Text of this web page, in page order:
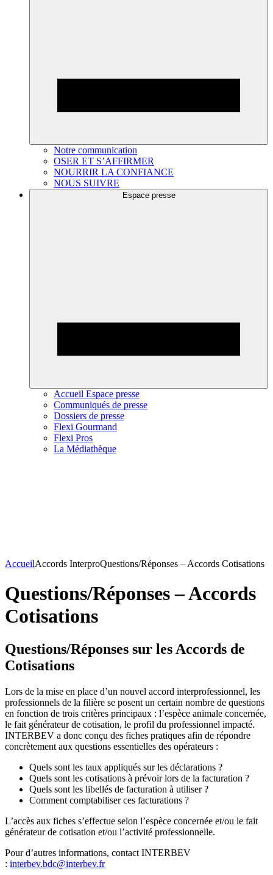
Notre communication
OSER ET S’AFFIRMER
NOURRIR LA CONFIANCE
NOUS SUIVRE
Espace presse
Accueil Espace presse
Communiqués de presse
Dossiers de presse
Flexi Gourmand
Flexi Pros
La Médiathèque
AccueilAccords InterproQuestions/Réponses – Accords Cotisations
Questions/Réponses – Accords
Cotisations
Questions/Réponses sur les Accords de
Cotisations
Lors de la mise en place d’un nouvel accord interprofessionnel, les
professionnels de la filière se posent un certain nombre de questions
en fonction de trois critères principaux : l’espèce animale concernée,
le fait générateur de cotisation, le profil du professionnel impacté.
INTERBEV a donc conçu des fiches pratiques afin de répondre
concrètement aux questions essentielles des opérateurs :
Quels sont les taux appliqués sur les déclarations ?
Quels sont les cotisations à prévoir lors de la facturation ?
Quels sont les libellés de facturation à utiliser ?
Comment comptabiliser ces facturations ?
L’accès aux fiches s’effectue selon l’espèce concernée et/ou le fait
générateur de cotisation et/ou l’activité professionnelle.
Pour d’autres informations, contact INTERBEV
: interbev.bdc@interbev.fr